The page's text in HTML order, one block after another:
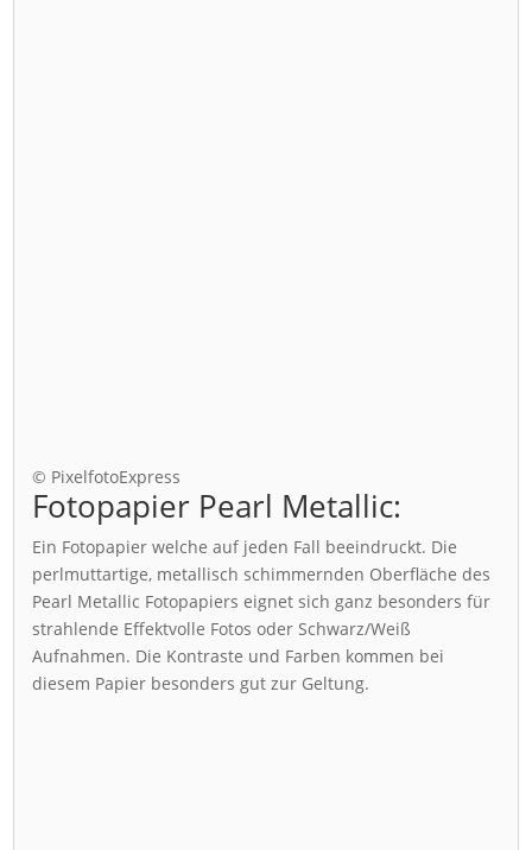
© PixelfotoExpress
Fotopapier Pearl Metallic:
Ein Fotopapier welche auf jeden Fall beeindruckt. Die
perlmuttartige, metallisch schimmernden Oberfläche des
Pearl Metallic Fotopapiers eignet sich ganz besonders für
strahlende Effektvolle Fotos oder Schwarz/Weiß
Aufnahmen. Die Kontraste und Farben kommen bei
diesem Papier besonders gut zur Geltung.